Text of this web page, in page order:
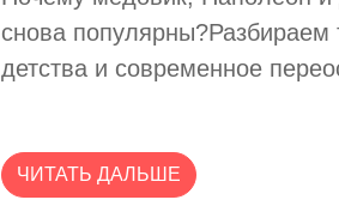
снова популярны?Разбираем
детства и современное
ЧИТАТЬ ДАЛЬШЕ